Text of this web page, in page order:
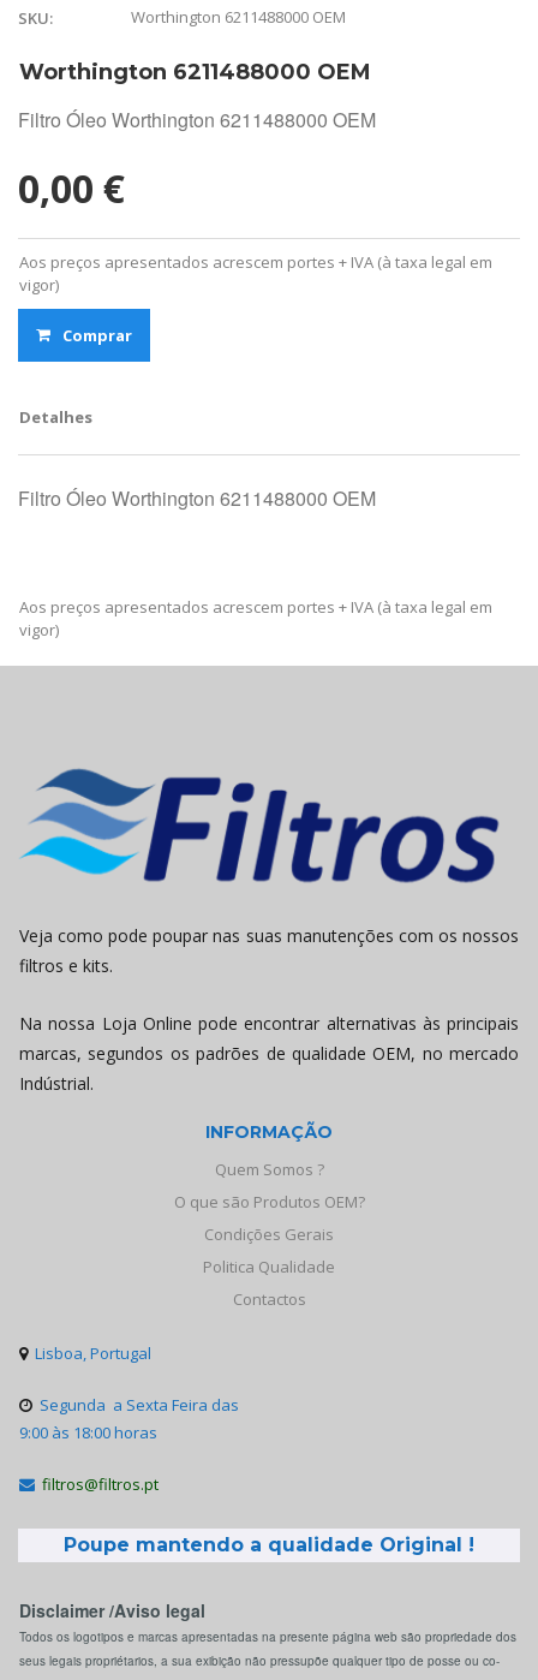
SKU: Worthington 6211488000 OEM
Worthington 6211488000 OEM
Filtro Óleo Worthington 6211488000 OEM
0,00 €
Aos preços apresentados acrescem portes + IVA (à taxa legal em
vigor)
Comprar
Detalhes
Filtro Óleo Worthington 6211488000 OEM
Aos preços apresentados acrescem portes + IVA (à taxa legal em
vigor)
Veja como pode poupar nas suas manutenções com os nossos
filtros e kits.
Na nossa Loja Online pode encontrar alternativas às principais
marcas, segundos os padrões de qualidade OEM, no mercado
Indústrial.
INFORMAÇÃO
Quem Somos ?
O que são Produtos OEM?
Condições Gerais
Politica Qualidade
Contactos
 Lisboa, Portugal
 Segunda a Sexta Feira das
9:00 às 18:00 horas
 filtros@filtros.pt
Poupe mantendo a qualidade Original !
Disclaimer /Aviso legal
Todos os logotipos e marcas apresentadas na presente página web são propriedade dos
seus legais propriétarios, a sua exibição não pressupõe qualquer tipo de posse ou co-